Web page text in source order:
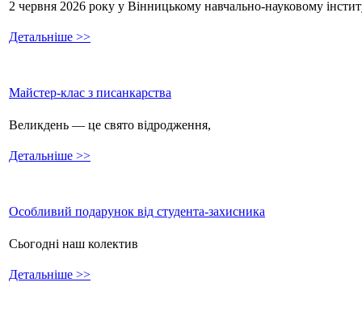
2 червня 2026 року у Вінницькому навчально-науковому
Детальніше >>
Майстер-клас з писанкарства
Великдень — це свято відродження,
Детальніше >>
Особливий подарунок від студента-захисника
Сьогодні наш колектив
Детальніше >>